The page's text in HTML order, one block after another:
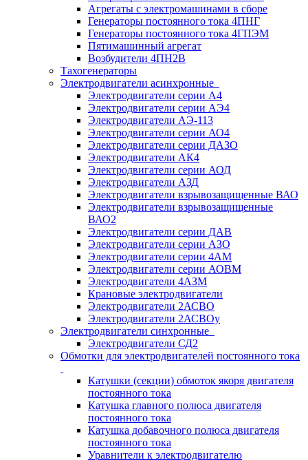
Агрегаты с электромашинами в сборе
Генераторы постоянного тока 4ПНГ
Генераторы постоянного тока 4ГПЭМ
Пятимашинный агрегат
Возбудители 4ПН2В
Тахогенераторы
Электродвигатели асинхронные
Электродвигатели серии А4
Электродвигатели серии АЭ4
Электродвигатели АЭ-113
Электродвигатели серии АО4
Электродвигатели серии ДАЗО
Электродвигатели АК4
Электродвигатели серии АОД
Электродвигатели АЗД
Электродвигатели взрывозащищенные ВАО
Электродвигатели взрывозащищенные
ВАО2
Электродвигатели серии ДАВ
Электродвигатели серии АЗО
Электродвигатели серии 4АМ
Электродвигатели серии АОВМ
Электродвигатели 4АЗМ
Крановые электродвигатели
Электродвигатели 2АСВО
Электродвигатели 2АСВОу
Электродвигатели синхронные
Электродвигатели СД2
Обмотки для электродвигателей постоянного тока
Катушки (секции) обмоток якоря двигателя
постоянного тока
Катушка главного полюса двигателя
постоянного тока
Катушка добавочного полюса двигателя
постоянного тока
Уравнители к электродвигателю